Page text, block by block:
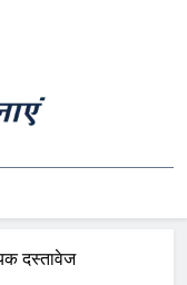
Government
Schemes |
Yojna |
To Find All The
दस्तावेज